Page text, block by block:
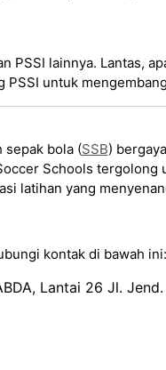
PSSI lainnya. Lantas,
PSSI untuk
sepak bola (SSB)
Schools
latihan yang
kontak di bawah ini:
Lantai 26 Jl.